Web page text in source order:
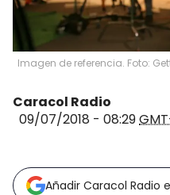
Imagen de referencia. Foto:
Caracol Radio
09/07/2018 - 08:29
Añadir Caracol Radio